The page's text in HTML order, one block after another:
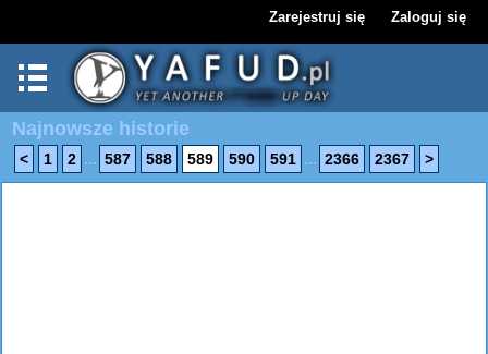
Zarejestruj się Zaloguj się
Najnowsze historie
< 1 2 ... 587 588 589 590 591 ... 2366 2367 >